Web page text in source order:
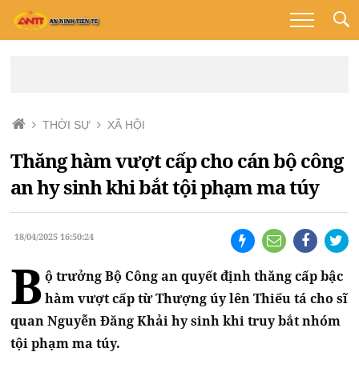
THỜI SỰ XÃ HỘI
Thăng hàm vượt cấp cho cán bộ công
an hy sinh khi bắt tội phạm ma túy
18/04/2025 16:50:24
B ộ trưởng Bộ Công an quyết định thăng cấp bậc
hàm vượt cấp từ Thượng úy lên Thiếu tá cho sĩ
quan Nguyễn Đăng Khải hy sinh khi truy bắt nhóm
tội phạm ma túy.